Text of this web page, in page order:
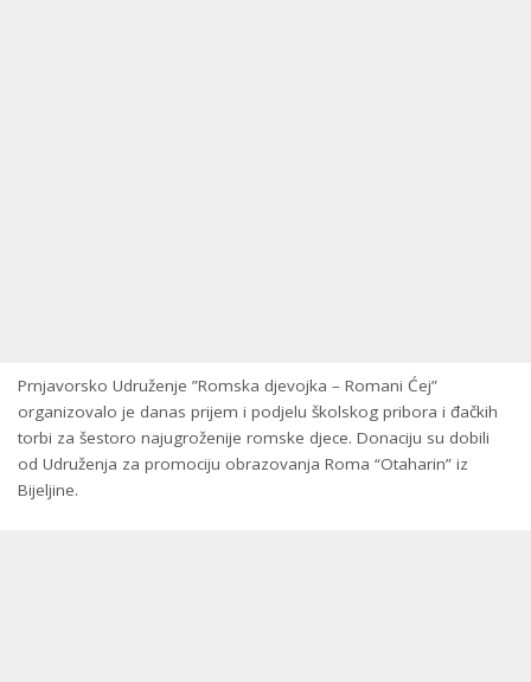
Prnjavorsko Udruženje ”Romska djevojka – Romani Ćej”
organizovalo je danas prijem i podjelu školskog pribora i đačkih
torbi za šestoro najugroženije romske djece. Donaciju su dobili
od Udruženja za promociju obrazovanja Roma “Otaharin” iz
Bijeljine.